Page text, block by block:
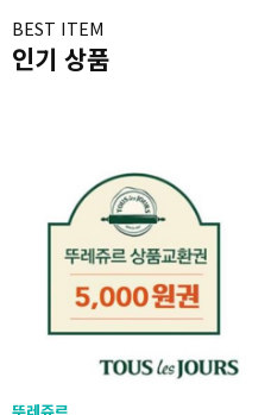
BEST ITEM
인기 상품